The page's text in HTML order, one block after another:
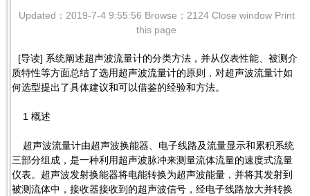
Updated：2019-7-4 9:55:56 Browse：2124 Close window Print
this page
[导读] 系统阐述超声波流量计的分类方法，并从仪表性能、被测介
质特性等方面总结了选用超声波流量计的原则，对超声波流量计如
何选型提出了具体建议和可以借鉴的经验和方法。
1 概述
超声波流量计由超声波换能器、电子线路及流量显示和累积系统
三部分组成，是一种利用超声波脉冲来测量流体流量的速度式流量
仪表。超声波发射换能器将电能转换为超声波能量，并将其发射到
被测流体中，接收器接收到的超声波信号，经电子线路放大并转换